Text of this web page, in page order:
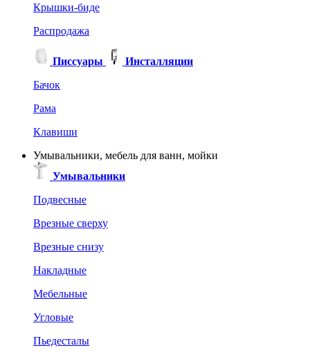
Крышки-биде
Распродажа
Писсуары
Инсталляции
Бачок
Рама
Клавиши
Умывальники, мебель для ванн, мойки
Умывальники
Подвесные
Врезные сверху
Врезные снизу
Накладные
Мебельные
Угловые
Пьедесталы